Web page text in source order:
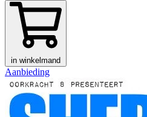
in winkelmand
Aanbieding